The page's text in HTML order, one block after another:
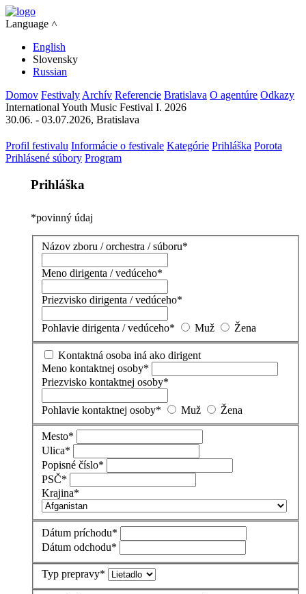
Language ˄
English
Slovensky
Russian
Domov Festivaly Archív Referencie Bratislava O agentúre Odkazy
International Youth Music Festival I. 2026
30.06. - 03.07.2026, Bratislava
Profil festivalu Informácie o festivale Kategórie Prihláška Porota
Prihlásené súbory Program
Prihláška
*povinný údaj
Názov zboru / orchestra / súboru*
Meno dirigenta / vedúceho*
Priezvisko dirigenta / vedúceho*
Pohlavie dirigenta / vedúceho* Muž Žena
Kontaktná osoba iná ako dirigent
Meno kontaktnej osoby*
Priezvisko kontaktnej osoby*
Pohlavie kontaktnej osoby* Muž Žena
Mesto*
Ulica*
Popisné číslo*
PSČ*
Krajina*
Dátum príchodu*
Dátum odchodu*
Typ prepravy*